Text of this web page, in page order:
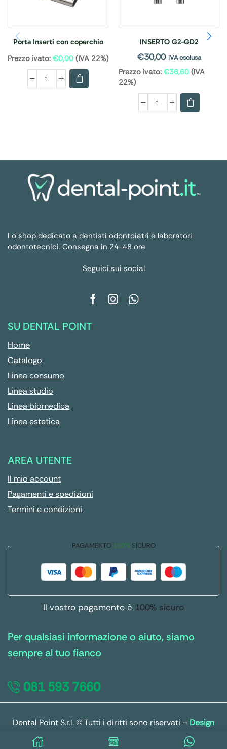
Porta Inserti con coperchio
Prezzo ivato: €0,00 (IVA 22%)
INSERTO G2-GD2
€30,00 IVA esclusa
Prezzo ivato: €36,60 (IVA
22%)
Lo shop dedicato a dentisti odontoiatri e laboratori
odontotecnici. Consegna in 24-48 ore
Seguici sui social
SU DENTAL POINT
Home
Catalogo
Linea consumo
Linea studio
Linea biomedica
Linea estetica
AREA UTENTE
Il mio account
Pagamenti e spedizioni
Termini e condizioni
PAGAMENTO 100% SICURO
Il vostro pagamento è 100% sicuro
Per qualsiasi informazione o aiuto, siamo
sempre al tuo fianco
081 593 7660
Dental Point S.r.l. © Tutti i diritti sono riservati – Design
by Host Solutions